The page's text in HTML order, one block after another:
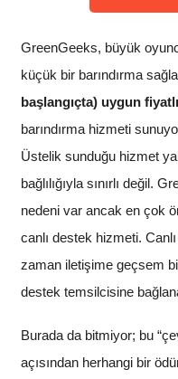
GreenGeeks, büyük
küçük bir barındırma
başlangıçta) uygun
barındırma hizmeti
Üstelik sunduğu hizmet
bağlılığıyla sınırlı değil.
nedeni var ancak en çok
canlı destek hizmeti.
zaman iletişime geçsem
destek temsilcisine
Burada da bitmiyor; bu
açısından herhangi bir